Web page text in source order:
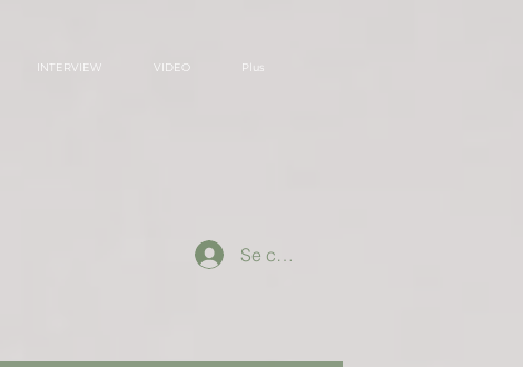
INTERVIEW VIDEO Plus
Se connecter